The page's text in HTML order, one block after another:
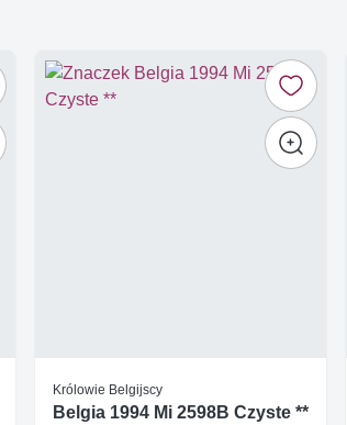
Królowie Belgijscy
Belgia 1994 Mi 2598B Czyste **